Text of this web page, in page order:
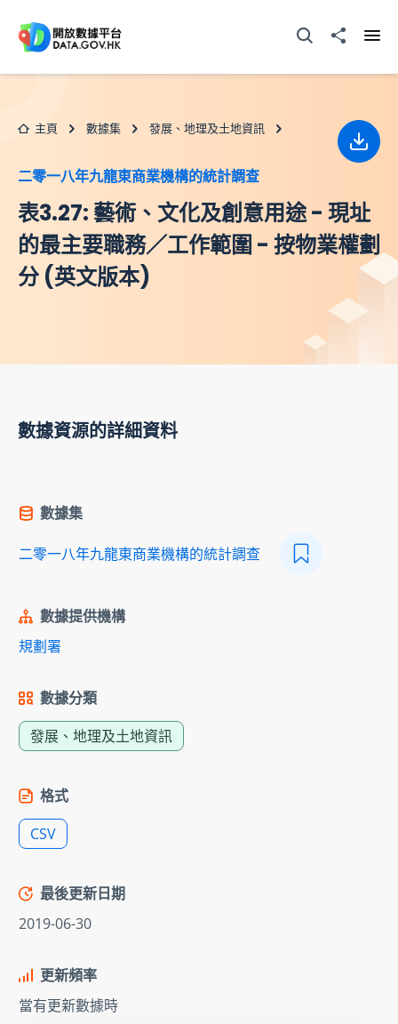
打開搜尋器分享至
主頁 數據集 發展、地理及土地資訊
二零一八年九龍東商業機構的統計調查
表3.27: 藝術、文化及創意用途 - 現址
的最主要職務／工作範圍 - 按物業權劃
分 (英文版本)
下載
數據資源的詳細資料
數據集
二零一八年九龍東商業機構的統計調查
數據提供機構
規劃署
數據分類
發展、地理及土地資訊
格式
CSV
最後更新日期
2019-06-30
更新頻率
當有更新數據時